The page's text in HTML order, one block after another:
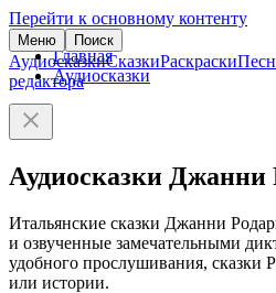
Перейти к основному контенту
Меню Поиск
АудиосказкиСказкиРаскраски
редактора
Главная
Аудиосказки
Аудиосказки Джанни
Итальянские сказки Джанни
и озвученные замечательными
удобного прослушивания, сказки
или истории.